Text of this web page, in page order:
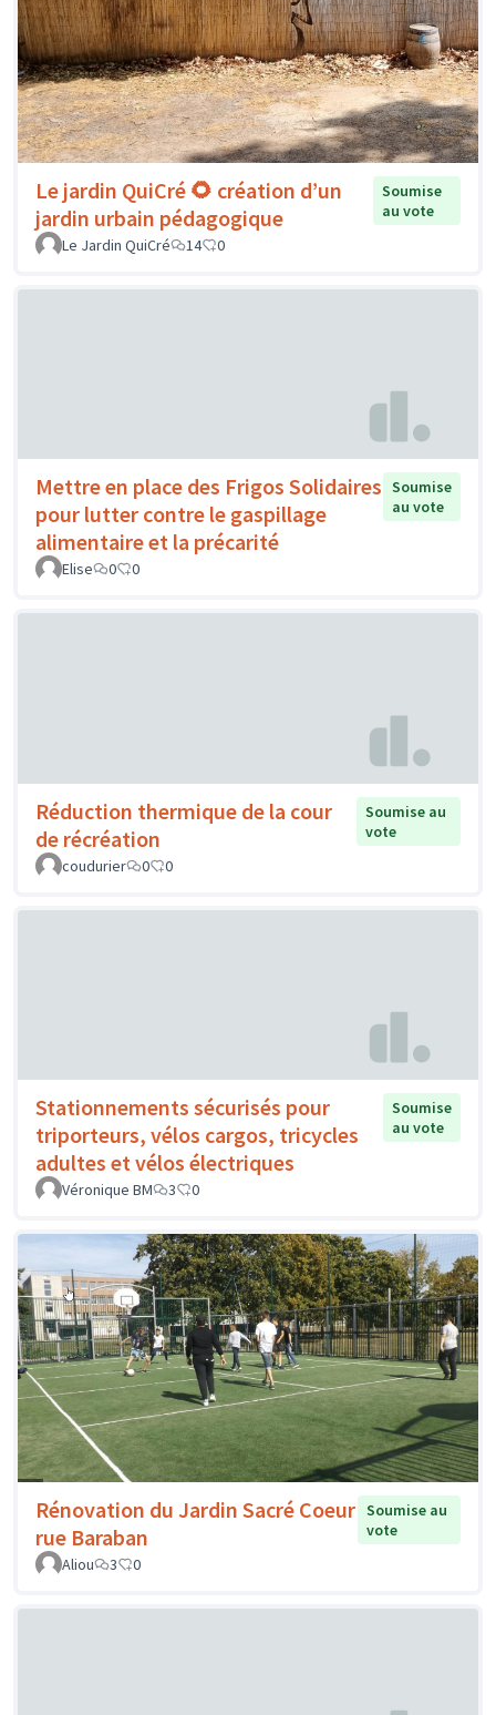
Le jardin QuiCré 🌻 création d’un
jardin urbain pédagogique
Soumise
au vote
Le Jardin QuiCré
14 0
Mettre en place des Frigos Solidaires
pour lutter contre le gaspillage
alimentaire et la précarité
Soumise
au vote
Elise 0 0
Réduction thermique de la cour
de récréation
Soumise au
vote
coudurier
0 0
Stationnements sécurisés pour
triporteurs, vélos cargos, tricycles
adultes et vélos électriques
Soumise
au vote
Véronique BM 3 0
Rénovation du Jardin Sacré Coeur
rue Baraban
Soumise au
vote
Aliou
3 0